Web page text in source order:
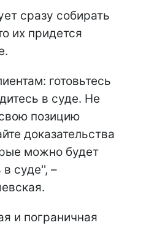
сразу собирать
их придется
готовьтесь
в суде. Не
позицию
доказательства
можно будет
в суде'', –
и пограничная